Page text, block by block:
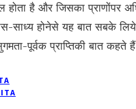
है और जिसका प्राणोंपर
साध्य होनेसे यह बात सबके
पूर्वक प्राप्तिकी बात कहते